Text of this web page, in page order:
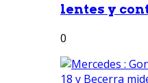
lentes y
0